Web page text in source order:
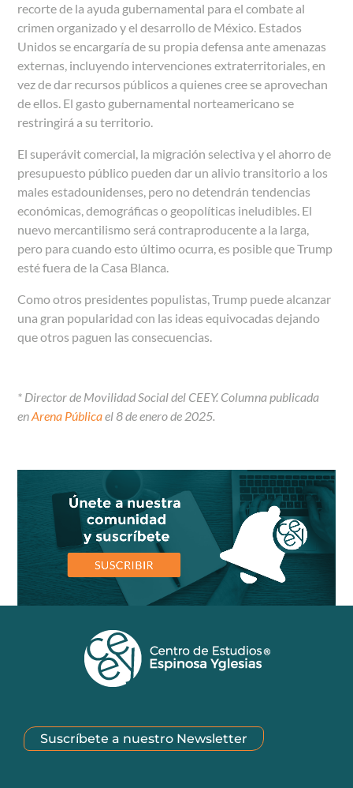
recorte de la ayuda gubernamental para el combate al
crimen organizado y el desarrollo de México. Estados
Unidos se encargaría de su propia defensa ante amenazas
externas, incluyendo intervenciones extraterritoriales, en
vez de dar recursos públicos a quienes cree se aprovechan
de ellos. El gasto gubernamental norteamericano se
restringirá a su territorio.
El superávit comercial, la migración selectiva y el ahorro de
presupuesto público pueden dar un alivio transitorio a los
males estadounidenses, pero no detendrán tendencias
económicas, demográficas o geopolíticas ineludibles. El
nuevo mercantilismo será contraproducente a la larga,
pero para cuando esto último ocurra, es posible que Trump
esté fuera de la Casa Blanca.
Como otros presidentes populistas, Trump puede alcanzar
una gran popularidad con las ideas equivocadas dejando
que otros paguen las consecuencias.
* Director de Movilidad Social del CEEY. Columna publicada
enArena Públicael 8 de enero de 2025.
Suscríbete a nuestro Newsletter